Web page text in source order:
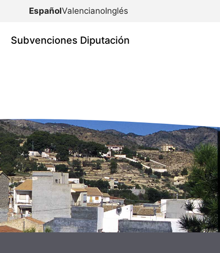
EspañolValencianoInglés
Subvenciones Diputación